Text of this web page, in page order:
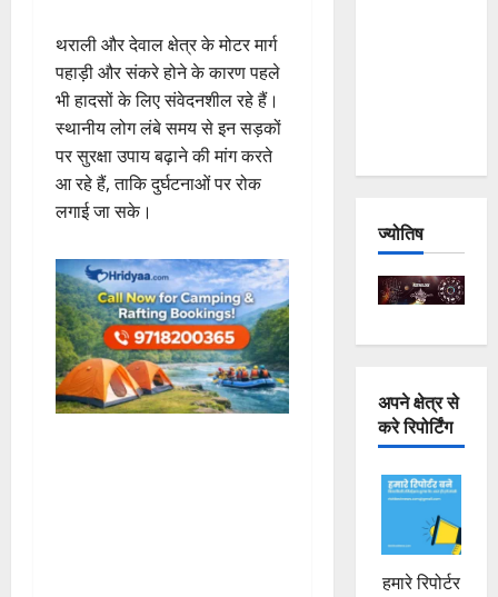
थराली और देवाल क्षेत्र के मोटर मार्ग
पहाड़ी और संकरे होने के कारण पहले
भी हादसों के लिए संवेदनशील रहे हैं।
स्थानीय लोग लंबे समय से इन सड़कों
पर सुरक्षा उपाय बढ़ाने की मांग करते
आ रहे हैं, ताकि दुर्घटनाओं पर रोक
लगाई जा सके।
ज्योतिष
अपने क्षेत्र से
करे रिपोर्टिंग
हमारे रिपोर्टर